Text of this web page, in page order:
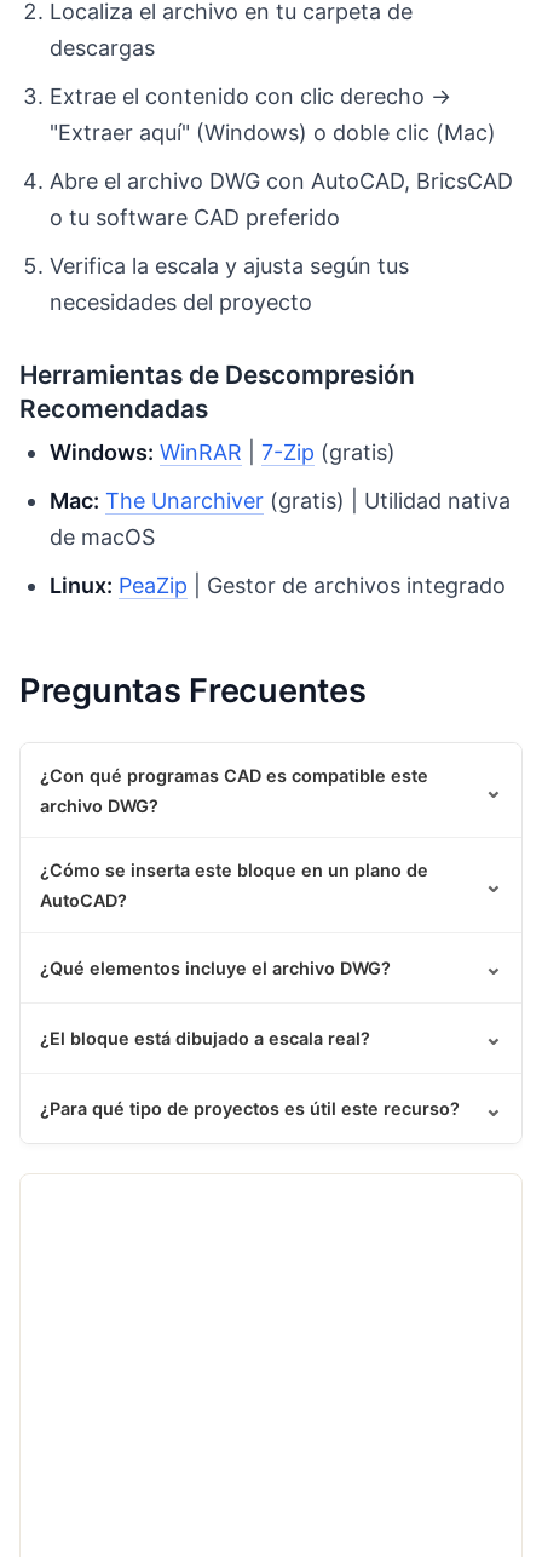
Localiza el archivo en tu carpeta de
descargas
Extrae el contenido con clic derecho →
"Extraer aquí" (Windows) o doble clic (Mac)
Abre el archivo DWG con AutoCAD, BricsCAD
o tu software CAD preferido
Verifica la escala y ajusta según tus
necesidades del proyecto
Herramientas de Descompresión
Recomendadas
Windows: WinRAR |7-Zip (gratis)
Mac: The Unarchiver (gratis) | Utilidad nativa
de macOS
Linux: PeaZip | Gestor de archivos integrado
Preguntas Frecuentes
¿Con qué programas CAD es compatible este
archivo DWG?
⌄
¿Cómo se inserta este bloque en un plano de
AutoCAD?
⌄
¿Qué elementos incluye el archivo DWG? ⌄
¿El bloque está dibujado a escala real? ⌄
¿Para qué tipo de proyectos es útil este recurso? ⌄